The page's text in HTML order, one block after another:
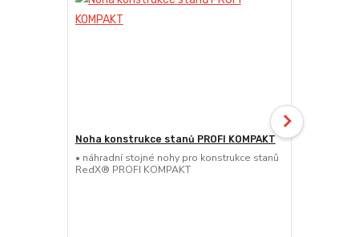
Noha konstrukce stanů PROFI KOMPAKT
• náhradní stojné nohy pro konstrukce stanů
RedX® PROFI KOMPAKT